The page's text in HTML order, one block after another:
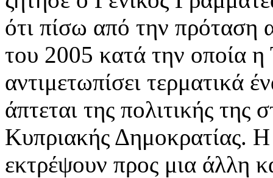
ότι πίσω από την πρόταση
του 2005 κατά την οποία η
αντιμετωπίσει τερματικά
άπτεται της πολιτικής
Κυπριακής Δημοκρατίας. Η
εκτρέψουν προς μια άλλη